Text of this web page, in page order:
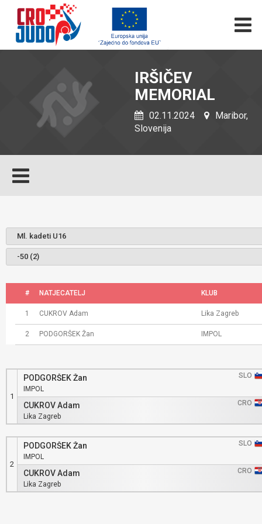
IRŠIČEV
MEMORIAL
02.11.2024
Maribor,
Slovenija
# NATJECATELJ KLUB
1 CUKROV Adam Lika Zagreb
2 PODGORŠEK Žan IMPOL
1
PODGORŠEK Žan
SLO
IMPOL
CUKROV Adam
CRO
Lika Zagreb
2
PODGORŠEK Žan
SLO
IMPOL
CUKROV Adam
CRO
Lika Zagreb